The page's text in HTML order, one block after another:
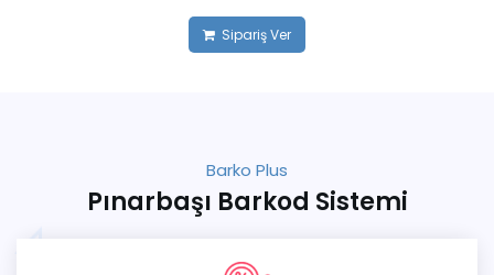
Sipariş Ver
Barko Plus
Pınarbaşı Barkod Sistemi